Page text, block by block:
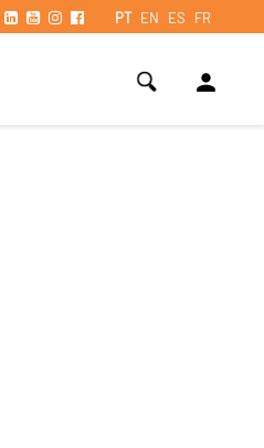
PT EN ES FR
person